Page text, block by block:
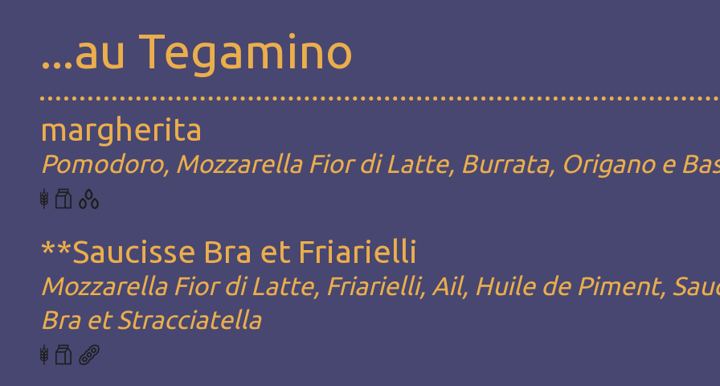
...au Tegamino
margherita
Pomodoro, Mozzarella Fior di Latte, Burrata, Origano e
**Saucisse Bra et Friarielli
Mozzarella Fior di Latte, Friarielli, Ail, Huile de Piment,
Bra et Stracciatella